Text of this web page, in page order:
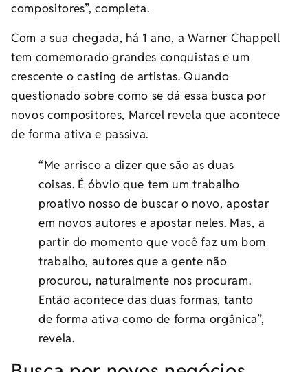
compositores”, completa.
Com a sua chegada, há 1 ano, a Warner Chappell
tem comemorado grandes conquistas e um
crescente o casting de artistas. Quando
questionado sobre como se dá essa busca por
novos compositores, Marcel revela que acontece
de forma ativa e passiva.
“Me arrisco a dizer que são as duas
coisas. É óbvio que tem um trabalho
proativo nosso de buscar o novo, apostar
em novos autores e apostar neles. Mas, a
partir do momento que você faz um bom
trabalho, autores que a gente não
procurou, naturalmente nos procuram.
Então acontece das duas formas, tanto
de forma ativa como de forma orgânica”,
revela.